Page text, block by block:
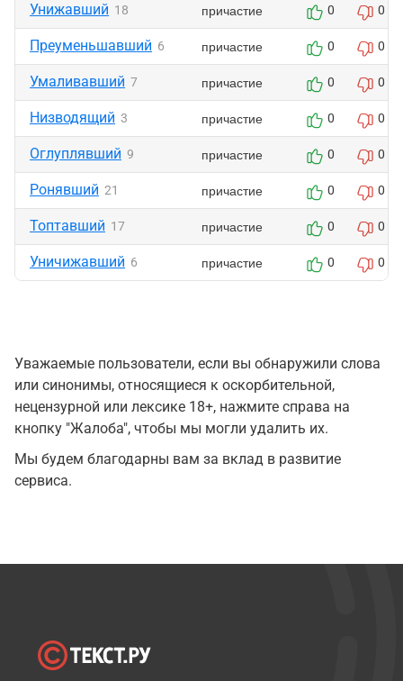
Унижавший 18 причастие 0 0
Преуменьшавший 6 причастие 0 0
Умаливавший 7 причастие 0 0
Низводящий 3 причастие 0 0
Оглуплявший 9 причастие 0 0
Ронявший 21 причастие 0 0
Топтавший 17 причастие 0 0
Уничижавший 6 причастие 0 0
Уважаемые пользователи, если вы обнаружили слова
или синонимы, относящиеся к оскорбительной,
нецензурной или лексике 18+, нажмите справа на
кнопку "Жалоба", чтобы мы могли удалить их.
Мы будем благодарны вам за вклад в развитие
сервиса.